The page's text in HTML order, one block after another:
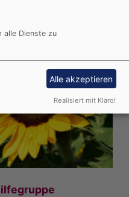
alle Dienste zu
Alle akzeptieren
Realisiert mit Klaro!